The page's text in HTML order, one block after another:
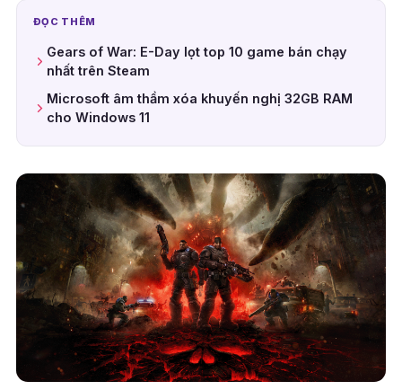
ĐỌC THÊM
Gears of War: E-Day lọt top 10 game bán chạy
nhất trên Steam
Microsoft âm thầm xóa khuyến nghị 32GB RAM
cho Windows 11